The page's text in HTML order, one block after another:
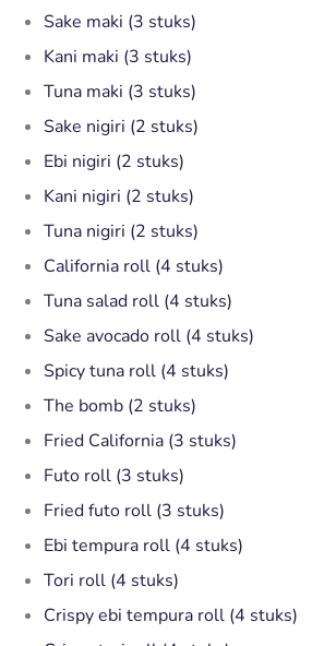
Sake maki (3 stuks)
Kani maki (3 stuks)
Tuna maki (3 stuks)
Sake nigiri (2 stuks)
Ebi nigiri (2 stuks)
Kani nigiri (2 stuks)
Tuna nigiri (2 stuks)
California roll (4 stuks)
Tuna salad roll (4 stuks)
Sake avocado roll (4 stuks)
Spicy tuna roll (4 stuks)
The bomb (2 stuks)
Fried California (3 stuks)
Futo roll (3 stuks)
Fried futo roll (3 stuks)
Ebi tempura roll (4 stuks)
Tori roll (4 stuks)
Crispy ebi tempura roll (4 stuks)